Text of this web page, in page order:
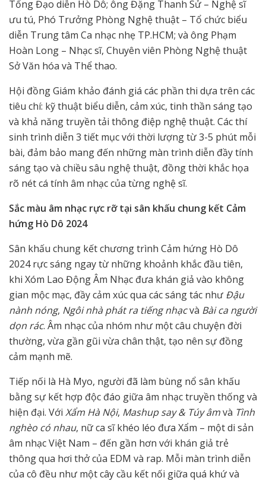
Tổng Đạo diễn Hò Dô; ông Đặng Thanh Sử – Nghệ sĩ
ưu tú, Phó Trưởng Phòng Nghệ thuật – Tổ chức biểu
diễn Trung tâm Ca nhạc nhẹ TP.HCM; và ông Phạm
Hoàn Long – Nhạc sĩ, Chuyên viên Phòng Nghệ thuật
Sở Văn hóa và Thể thao.
Hội đồng Giám khảo đánh giá các phần thi dựa trên các
tiêu chí: kỹ thuật biểu diễn, cảm xúc, tinh thần sáng tạo
và khả năng truyền tải thông điệp nghệ thuật. Các thí
sinh trình diễn 3 tiết mục với thời lượng từ 3-5 phút mỗi
bài, đảm bảo mang đến những màn trình diễn đầy tính
sáng tạo và chiều sâu nghệ thuật, đồng thời khắc họa
rõ nét cá tính âm nhạc của từng nghệ sĩ.
Sắc màu âm nhạc rực rỡ tại sân khấu chung kết Cảm
hứng Hò Dô 2024
Sân khấu chung kết chương trình Cảm hứng Hò Dô
2024 rực sáng ngay từ những khoảnh khắc đầu tiên,
khi Xóm Lao Động Âm Nhạc đưa khán giả vào không
gian mộc mạc, đầy cảm xúc qua các sáng tác như Đậu
nành nóng, Ngôi nhà phát ra tiếng nhạcvà Bài ca người
dọn rác. Âm nhạc của nhóm như một câu chuyện đời
thường, vừa gần gũi vừa chân thật, tạo nên sự đồng
cảm mạnh mẽ.
Tiếp nối là Hà Myo, người đã làm bùng nổ sân khấu
bằng sự kết hợp độc đáo giữa âm nhạc truyền thống và
hiện đại. Với Xẩm Hà Nội, Mashup say & Túy âmvà Tình
nghèo có nhau, nữ ca sĩ khéo léo đưa Xẩm – một di sản
âm nhạc Việt Nam – đến gần hơn với khán giả trẻ
thông qua hơi thở của EDM và rap. Mỗi màn trình diễn
của cô đều như một cây cầu kết nối giữa quá khứ và